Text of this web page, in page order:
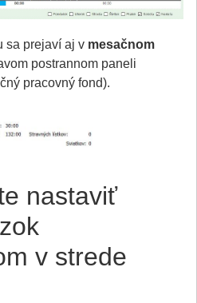
sa prejaví aj v mesačnom
postrannom paneli
pracovný fond).
nastaviť
v strede